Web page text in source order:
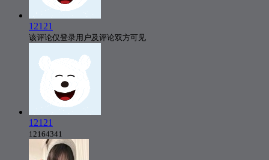
12121
该评论仅登录用户及评论双方可见
12121
12164341